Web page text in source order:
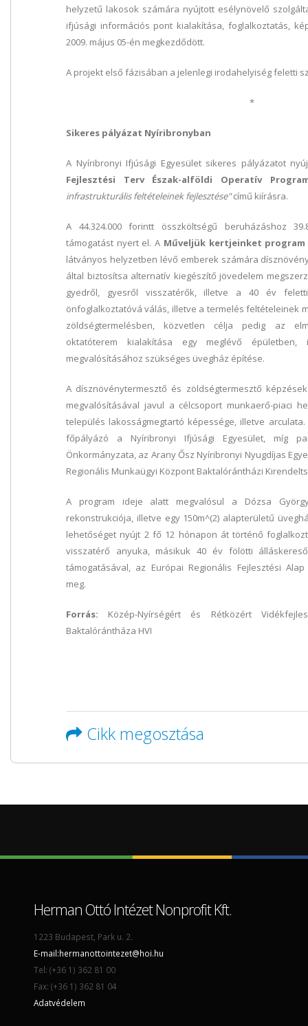
helyzetű lakosok számára nyújtott esélynövelő
ifjúsági információs pont kialakítása, foglalkoztatás,
2009. május 05-én megkezdődött.
A projekt első fázisában a jelenlegi irodahelyiség feletti
*
Sikeres pályázat Nyíribronyban
A Nyíribronyi Ifjúsági Egyesület sikeres pályázatot
Fejlesztési Terv Észak-alföldi Operatív
infrastrukturális feltételeinek fejlesztése"című kiírásra.
A 44.324.000 forintt összköltségű beruházáshoz
támogatást nyert el. A Műveljük kertjeinket program
látványos helyzetben lévő emberek számára
által biztosítsa alternatív kiegészítő jövedelem
gyedről, gyesről visszatérők, illetve a 40 év
önfoglalkoztatóvá válás, illetve a termelés feltételeinek
zöldségtermelésben, közvetlen célja pedig az
oktatóterem kialakítása egy meglévő
megvalósításához szükséges üvegház építése.
A dísznövénytermesztő és zöldségtermesztő
megvalósításával javul a célcsoport munkaerő-piaci
település lakosságmegtartó képessége, illetve
főpályázó a Nyíribronyi Ifjúsági Egyesület, míg
Önkormányzata, az Arany Ősz Nyíribronyi Nyugdíjas
Regionális Munkaügyi Központ Baktalórántházi
A program ideje alatt megvalósul a Dózsa
rekonstrukciója, illetve egy 150m^(2) alapterületű
lehetőséget nyújt 2 fő 12 hónapon át történő
visszatérő anyuka, másikuk 40 év fölötti
támogatásával, az Európai Regionális Fejlesztési
meg.
Forrás: Közép-Nyírségért és Rétközért
Baktalórántháza HVI
Cikk megosztása
Herman Ottó Intézet Nonprofit Kft.
1223 Budapest, Park u. 2.
E-mail:hermanottointezet@hoi.hu
Tel: (+36 1) 362 81 00
Fax: (+36 1) 362 81 04
Adatvédelem